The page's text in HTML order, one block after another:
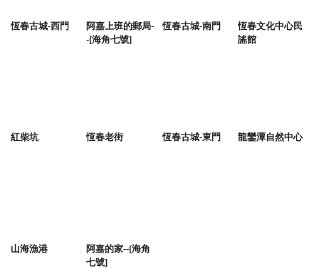
恆春古城-西門
阿嘉上班的郵局-
-[海角七號]
恆春古城-南門
恆春文化中心民
謠館
紅柴坑 恆春老街 恆春古城-東門 龍鑾潭自然中心
山海漁港
阿嘉的家--[海角
七號]